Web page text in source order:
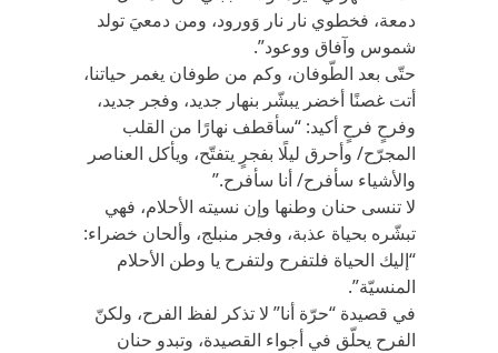
دمعة، فخطوي نار نار وَورود، ومن دمعيَ تولد
شموس وآفاق ووعود”.
حتّى بعد الطّوفان، وكم من طوفان يغمر حياتنا،
أتت غصنًا أخضر يبشّر بنهار جديد، وفجر جديد،
وفرحٍ فرحٍ أكيد: “سأقطف نهارًا من القلب
المجرّح/ وأحرق ليلًا بفجرٍ يتفتّح، ويأكل العناصر
والأشياء سأفرح/ أنا سأفرح.”
لا تنسى حنان وطنها وإن نسيته الأحلام، فهي
تبشّره بحياة عذبة، وفجر منبلج، وألحان خضراء:
“إليك الحياة فلتفرح ولتفرح يا وطن الأحلام
المنسيّة”.
في قصيدة “حرّة أنا” لا تذكر لفظ الفرح، ولكنّ
الفرح يحلّق في أجواء القصيدة، وتبدو حنان